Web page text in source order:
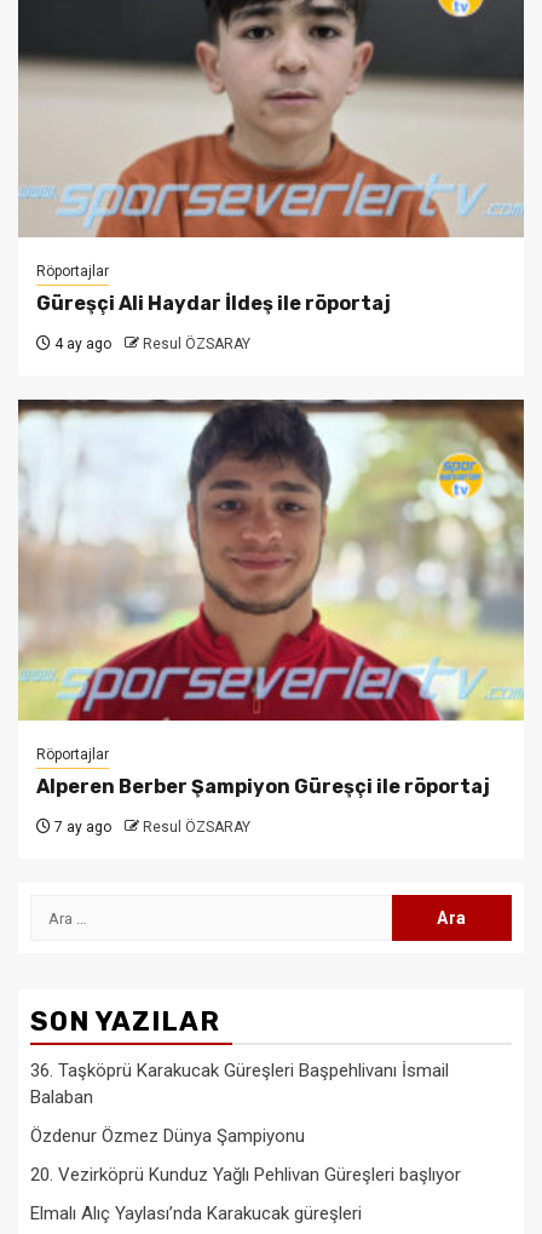
Röportajlar
Güreşçi Ali Haydar İldeş ile röportaj
4 ay ago Resul ÖZSARAY
Röportajlar
Alperen Berber Şampiyon Güreşçi ile röportaj
7 ay ago Resul ÖZSARAY
Arama:
SON YAZILAR
36. Taşköprü Karakucak Güreşleri Başpehlivanı İsmail
Balaban
Özdenur Özmez Dünya Şampiyonu
20. Vezirköprü Kunduz Yağlı Pehlivan Güreşleri başlıyor
Elmalı Alıç Yaylası’nda Karakucak güreşleri